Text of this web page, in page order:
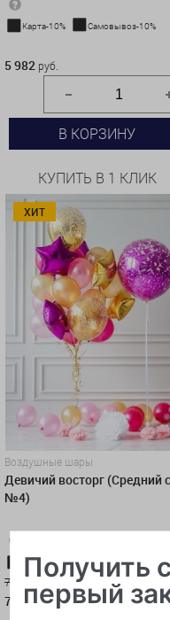
Карта-10% Самовывоз-10%
5 982 руб.
В КОРЗИНУ
КУПИТЬ В 1 КЛИК
ХИТ
Воздушные шары
Девичий восторг (Средний
№4)
Карта-10% Самовывоз-10%
7 495 руб.
7 270руб.
Получить
первый